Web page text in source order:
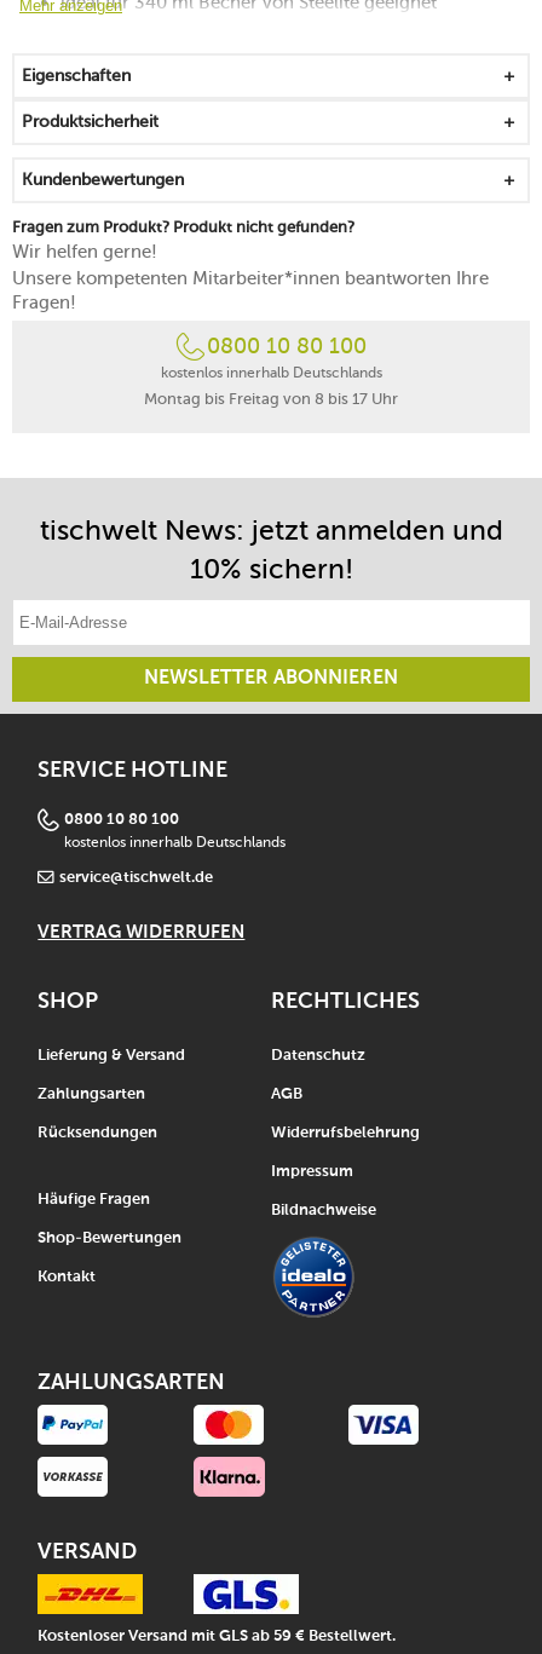
Mehr anzeigen
Eigenschaften
Produktsicherheit
Kundenbewertungen
Fragen zum Produkt? Produkt nicht gefunden?
Wir helfen gerne!
Unsere kompetenten Mitarbeiter*innen beantworten Ihre
Fragen!
0800 10 80 100
kostenlos innerhalb Deutschlands
Montag bis Freitag von 8 bis 17 Uhr
tischwelt News: jetzt anmelden und
10% sichern!
NEWSLETTER ABONNIEREN
SERVICE HOTLINE
0800 10 80 100
kostenlos innerhalb Deutschlands
service@tischwelt.de
VERTRAG WIDERRUFEN
SHOP
Lieferung & Versand
Zahlungsarten
Rücksendungen
Häufige Fragen
Shop-Bewertungen
Kontakt
RECHTLICHES
Datenschutz
AGB
Widerrufsbelehrung
Impressum
Bildnachweise
ZAHLUNGSARTEN
VERSAND
Kostenloser Versand mit GLS ab 59 € Bestellwert.